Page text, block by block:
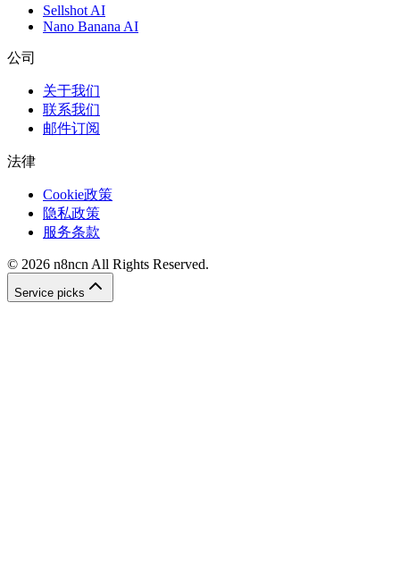
Sellshot AI
Nano Banana AI
公司
关于我们
联系我们
邮件订阅
法律
Cookie政策
隐私政策
服务条款
© 2026 n8ncn All Rights Reserved.
Service picks